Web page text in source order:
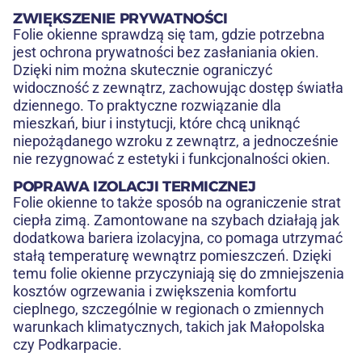
ZWIĘKSZENIE PRYWATNOŚCI
Folie okienne sprawdzą się tam, gdzie potrzebna
jest ochrona prywatności bez zasłaniania okien.
Dzięki nim można skutecznie ograniczyć
widoczność z zewnątrz, zachowując dostęp światła
dziennego. To praktyczne rozwiązanie dla
mieszkań, biur i instytucji, które chcą uniknąć
niepożądanego wzroku z zewnątrz, a jednocześnie
nie rezygnować z estetyki i funkcjonalności okien.
POPRAWA IZOLACJI TERMICZNEJ
Folie okienne to także sposób na ograniczenie strat
ciepła zimą. Zamontowane na szybach działają jak
dodatkowa bariera izolacyjna, co pomaga utrzymać
stałą temperaturę wewnątrz pomieszczeń. Dzięki
temu folie okienne przyczyniają się do zmniejszenia
kosztów ogrzewania i zwiększenia komfortu
cieplnego, szczególnie w regionach o zmiennych
warunkach klimatycznych, takich jak Małopolska
czy Podkarpacie.